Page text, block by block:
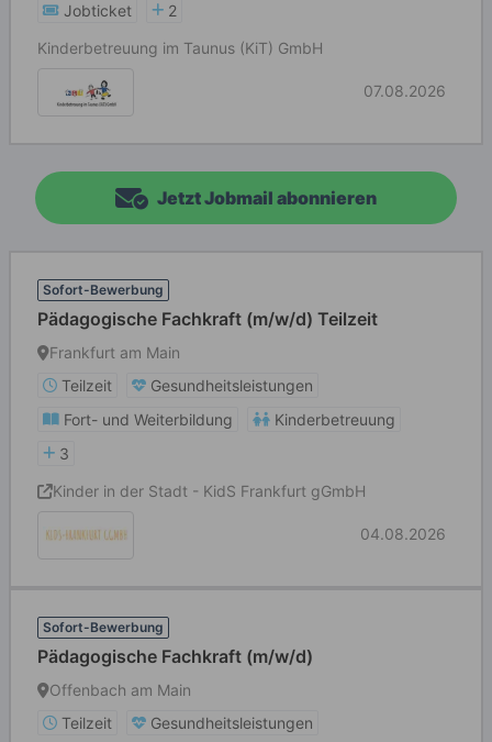
Jobticket
2
Kinderbetreuung im Taunus (KiT) GmbH
07.08.2026
Jetzt Jobmail abonnieren
Sofort-Bewerbung
Pädagogische Fachkraft (m/w/d) Teilzeit
Frankfurt am Main
Teilzeit
Gesundheitsleistungen
Fort- und Weiterbildung
Kinderbetreuung
3
Kinder in der Stadt - KidS Frankfurt gGmbH
04.08.2026
Sofort-Bewerbung
Pädagogische Fachkraft (m/w/d)
Offenbach am Main
Teilzeit
Gesundheitsleistungen